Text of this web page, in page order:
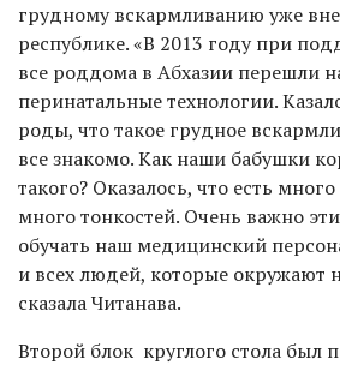
грудному вскармливанию уже
республике. «В 2013 году при
все роддома в Абхазии перешли
перинатальные технологии.
роды, что такое грудное
все знакомо. Как наши бабушки
такого? Оказалось, что есть
много тонкостей. Очень важно
обучать наш медицинский
и всех людей, которые окружают
сказала Читанава.
Второй блок круглого стола был